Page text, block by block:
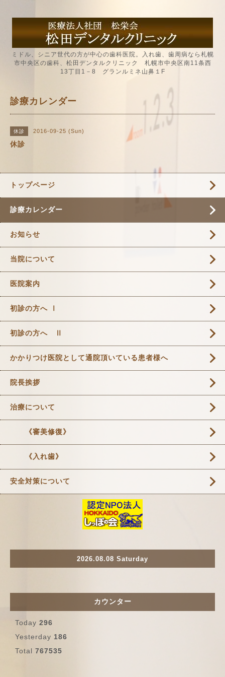
ミドル、シニア世代の方が中心の歯科医院。入れ歯、歯周病なら札幌
市中央区の歯科、松田デンタルクリニック 札幌市中央区南11条西
13丁目1－8 グランルミネ山鼻１F
診療カレンダー
休診 2016-09-25 (Sun)
休診
トップページ
診療カレンダー
お知らせ
当院について
医院案内
初診の方へ Ⅰ
初診の方へ Ⅱ
かかりつけ医院として通院頂いている患者様へ
院長挨拶
治療について
《審美修復》
《入れ歯》
安全対策について
2026.08.08 Saturday
カウンター
Today 296
Yesterday 186
Total 767535